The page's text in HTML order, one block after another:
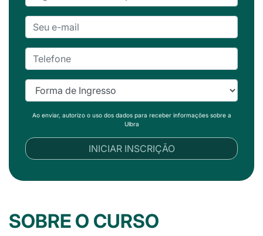
Ao enviar, autorizo o uso dos dados para receber informações sobre a
Ulbra
INICIAR INSCRIÇÃO
SOBRE O CURSO